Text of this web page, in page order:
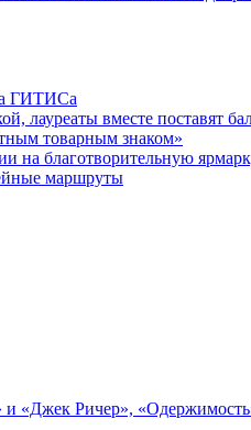
ГИТИСа
лауреаты вместе поставят
товарным знаком»
на благотворительную
маршруты
и «Джек Ричер»,